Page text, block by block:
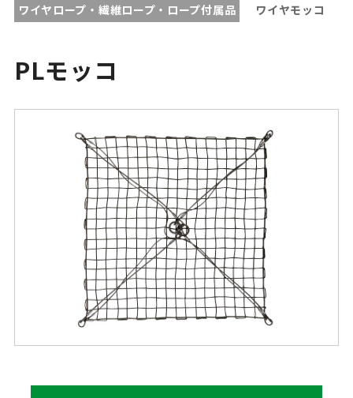
ワイヤロープ・繊維ロープ・ロープ付属品 ワイヤモッコ
PLモッコ